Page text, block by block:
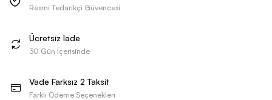
Resmi Tedarikçi Güvencesi
Ücretsiz İade
30 Gün İçerisinde
Vade Farksız 2 Taksit
Farklı Ödeme Seçenekleri